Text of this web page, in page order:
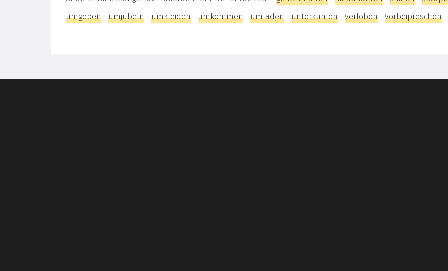
umgeben
umjubeln umkleiden umkommen umladen unterkühlen verloben vorbeipreschen